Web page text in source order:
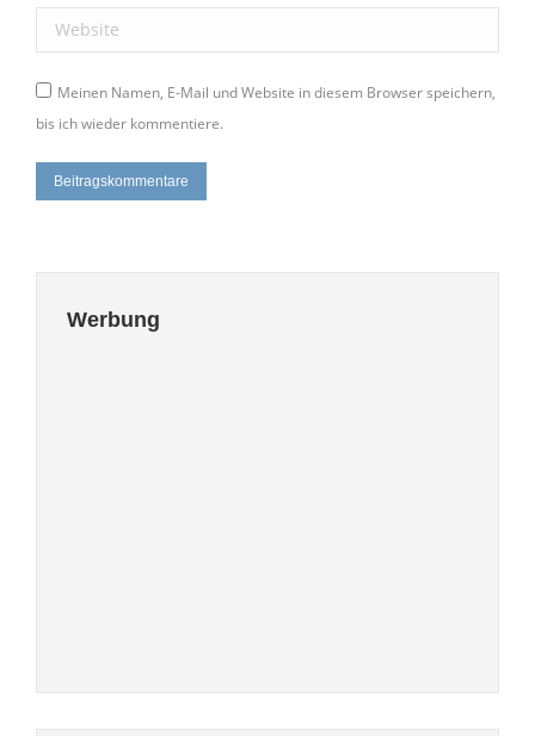
Website
Meinen Namen, E-Mail und Website in diesem Browser speichern,
bis ich wieder kommentiere.
Beitragskommentare
Werbung